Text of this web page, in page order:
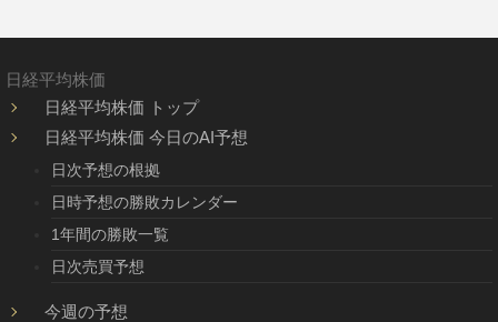
日経平均株価
日経平均株価 トップ
日経平均株価 今日のAI予想
日次予想の根拠
日時予想の勝敗カレンダー
1年間の勝敗一覧
日次売買予想
今週の予想